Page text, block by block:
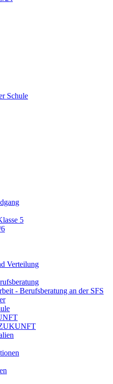
Schule
5
Verteilung
- Berufsberatung an der SFS